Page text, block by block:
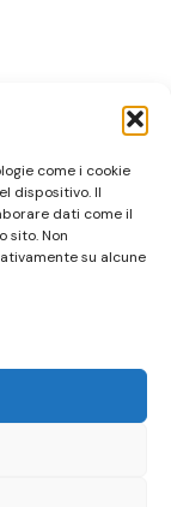
come i cookie
dispositivo. Il
dati come il
sito. Non
su alcune